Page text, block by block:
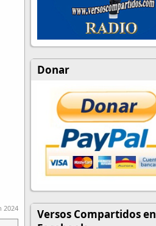
2024
Donar
Versos Compartidos en